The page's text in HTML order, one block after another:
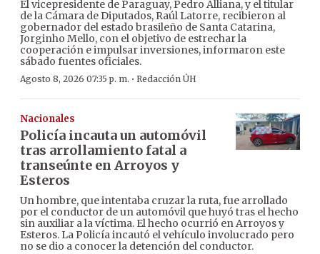
El vicepresidente de Paraguay, Pedro Alliana, y el titular
de la Cámara de Diputados, Raúl Latorre, recibieron al
gobernador del estado brasileño de Santa Catarina,
Jorginho Mello, con el objetivo de estrechar la
cooperación e impulsar inversiones, informaron este
sábado fuentes oficiales.
Agosto 8, 2026 07:35 p. m. · Redacción ÚH
Nacionales
Policía incauta un automóvil
tras arrollamiento fatal a
transeúnte en Arroyos y
Esteros
Un hombre, que intentaba cruzar la ruta, fue arrollado
por el conductor de un automóvil que huyó tras el hecho
sin auxiliar a la víctima. El hecho ocurrió en Arroyos y
Esteros. La Policía incautó el vehículo involucrado pero
no se dio a conocer la detención del conductor.